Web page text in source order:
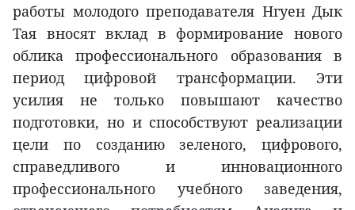
работы молодого преподавателя Нгуен Дык
Тая вносят вклад в формирование нового
облика профессионального образования в
период цифровой трансформации. Эти
усилия не только повышают качество
подготовки, но и способствуют реализации
цели по созданию зеленого, цифрового,
справедливого и инновационного
профессионального учебного заведения,